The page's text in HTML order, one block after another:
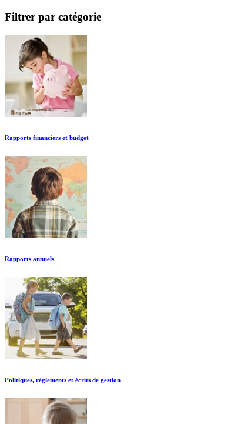
Filtrer par catégorie
Rapports financiers et budget
Rapports annuels
Politiques, règlements et écrits de gestion